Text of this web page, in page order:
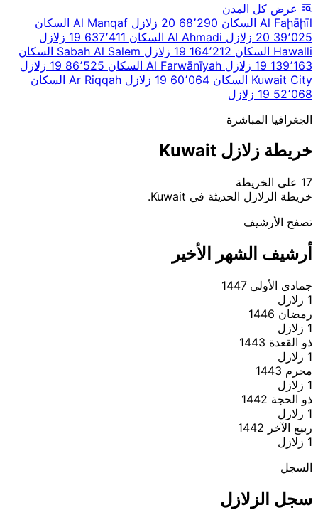
عرض كل المدن
Al Faḩāḩīl السكان 68٬290 20 زلازل Al Manqaf السكان
39٬025 20 زلازل Al Ahmadi السكان 637٬411
19 زلازل
Hawalli السكان 164٬212 19 زلازل Sabah Al Salem السكان
139٬163 19 زلازل Al Farwānīyah السكان 86٬525
19 زلازل
Kuwait City السكان 60٬064 19 زلازل Ar Riqqah السكان
52٬068 19 زلازل
الجغرافيا المباشرة
خريطة زلازل Kuwait
17 على الخريطة © OpenStreetMap contributors
خريطة الزلازل الحديثة في Kuwait.
تصفح الأرشيف
أرشيف الشهر الأخير
جمادى الأولى 1447
1 زلازل
رمضان 1446
1 زلازل
ذو القعدة 1443
1 زلازل
محرم 1443
1 زلازل
ذو الحجة 1442
1 زلازل
ربيع الآخر 1442
1 زلازل
السجل
سجل الزلازل